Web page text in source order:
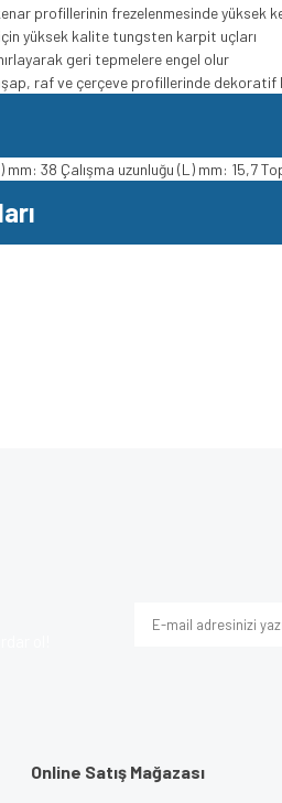
profillerinin frezelenmesinde yüksek
yüksek kalite tungsten karpit uçları
geri tepmelere engel olur
raf ve çerçeve profillerinde dekoratif
38 Çalışma uzunluğu (L) mm: 15,7
Online Satış Mağazası